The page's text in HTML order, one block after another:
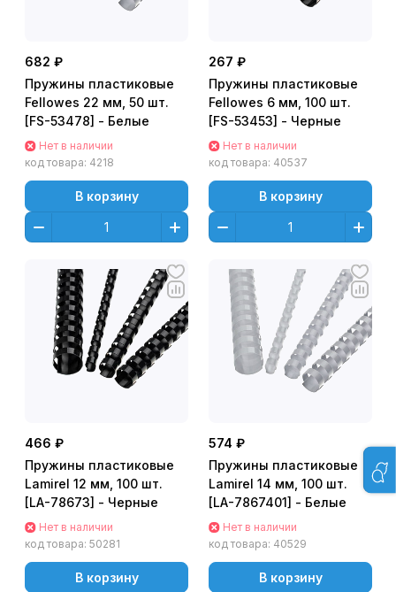
682 ₽
Пружины пластиковые
Fellowes 22 мм, 50 шт.
[FS-53478] - Белые
Нет в наличии
код товара: 4218
В корзину
267 ₽
Пружины пластиковые
Fellowes 6 мм, 100 шт.
[FS-53453] - Черные
Нет в наличии
код товара: 40537
В корзину
466 ₽
Пружины пластиковые
Lamirel 12 мм, 100 шт.
[LA-78673] - Черные
Нет в наличии
код товара: 50281
В корзину
574 ₽
Пружины пластиковые
Lamirel 14 мм, 100 шт.
[LA-7867401] - Белые
Нет в наличии
код товара: 40529
В корзину